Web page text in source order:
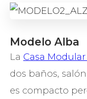
Modelo Alba
La Casa
dos baños,
es compacto